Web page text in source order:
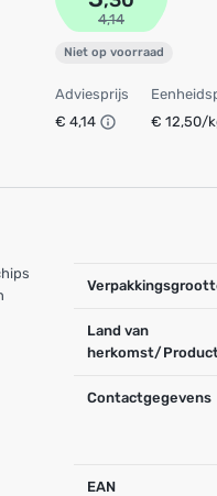
4,14
Niet op voorraad
Adviesprijs
€ 4,14
€ 12,50/
Land van
herkomst/
Contactgegevens
EAN